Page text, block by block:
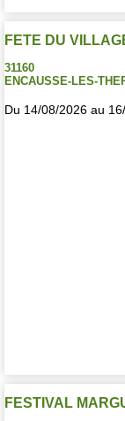
FETE DU
31160
ENCAUSSE-LES-
Du 14/08/2026 au
FESTIVAL